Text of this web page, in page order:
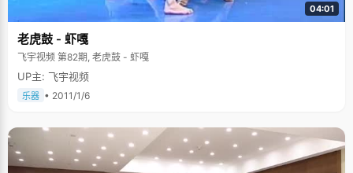
04:01
老虎鼓 - 虾嘎
飞宇视频 第82期, 老虎鼓 - 虾嘎
UP主: 飞宇视频
乐器 • 2011/1/6